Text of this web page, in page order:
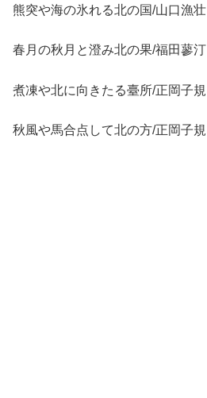
熊突や海の氷れる北の国/山口漁壮
春月の秋月と澄み北の果/福田蓼汀
煮凍や北に向きたる臺所/正岡子規
秋風や馬合点して北の方/正岡子規